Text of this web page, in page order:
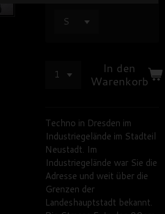
In den
Warenkorb
Techno in Dresden im
Industriegelände im Stadteil
Neustadt. Im
Industriegelände war Sie die
Adresse und weit über die
Grenzen der
Landeshauptstadt bekannt.